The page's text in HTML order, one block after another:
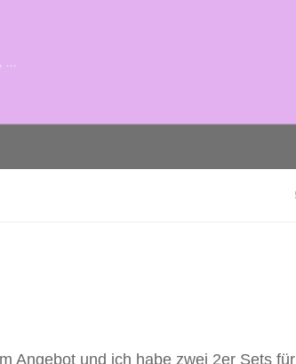
...
Angebot und ich habe zwei 2er Sets für